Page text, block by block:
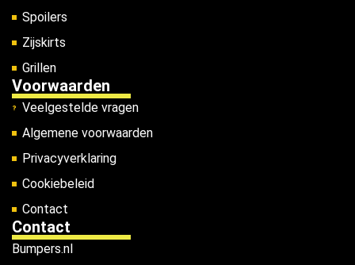
Spoilers
Zijskirts
Grillen
Voorwaarden
Veelgestelde vragen
Algemene voorwaarden
Privacyverklaring
Cookiebeleid
Contact
Contact
Bumpers.nl